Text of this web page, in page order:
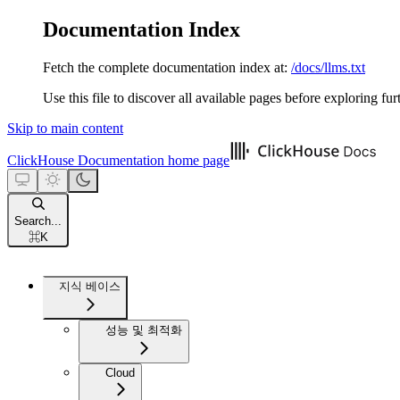
Documentation Index
Fetch the complete documentation index at: /docs/llms.txt
Use this file to discover all available pages before exploring
Skip to main content
ClickHouse Documentation home page
Search...
⌘K
지식 베이스
성능 및 최적화
Cloud